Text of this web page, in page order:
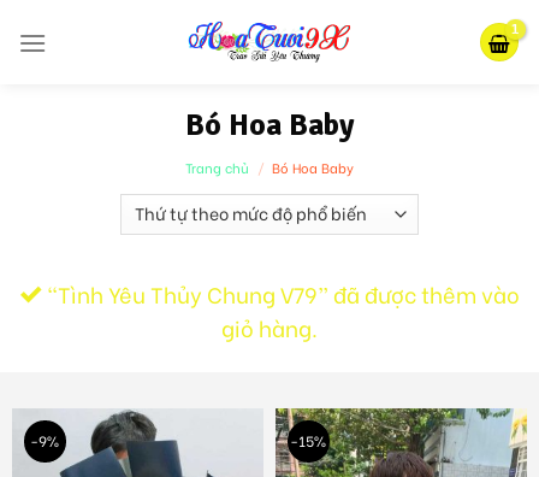
Bó Hoa Baby
Trang chủ / Bó Hoa Baby
“Tình Yêu Thủy Chung V79” đã được thêm vào
giỏ hàng.
-9% -15%